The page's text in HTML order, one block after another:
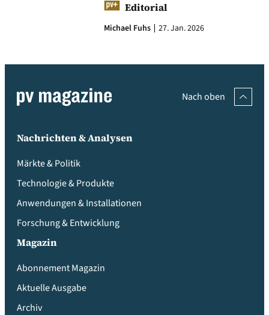
Editorial
Michael Fuhs 27. Jan. 2026
Nach oben
Nachrichten & Analysen
Märkte & Politik
Technologie & Produkte
Anwendungen & Installationen
Forschung & Entwicklung
Magazin
Abonnement Magazin
Aktuelle Ausgabe
Archiv